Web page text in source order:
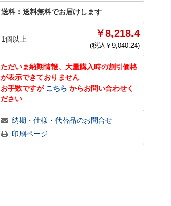
送料： 送料無料でお届けします
1個以上 ￥8,218.4
(税込￥ 9,040.24)
ただいま納期情報、大量購入時の割引価格
が表示できておりません
お手数ですが こちら からお問い合わせく
ださい
納期・仕様・代替品のお問合せ
印刷ページ